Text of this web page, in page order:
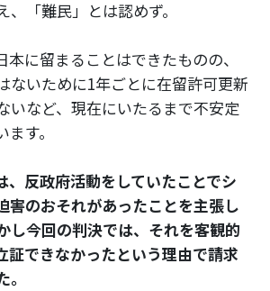
「難民」とは認めず。
本に留まることはできたものの、
ないために1年ごとに在留許可更新
いなど、現在にいたるまで不安定
す。
、反政府活動をしていたことでシ
害のおそれがあったことを主張し
し今回の判決では、それを客観的
証できなかったという理由で請求